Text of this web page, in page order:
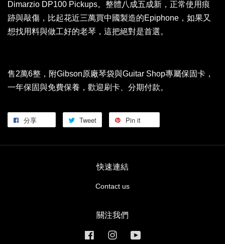
Dimarzio DP100 Pickups。整體八成五成新，正常使用痕
跡與敲傷，比起花近三萬買中國製造的Epiphone，如果又
想找用料與做工好的老琴，這把絕對是首選。
售2萬6整，附Gibson原廠琴袋與Guitar Shop專屬保固卡，
一年保固與免費保養，歡迎刷卡、分期付款。
分享 Tweet Pin it
快速連結
Contact us
關注我們
FacebookInstagram